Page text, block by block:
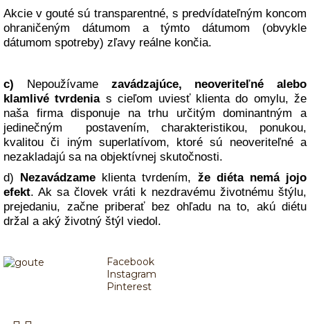
Akcie v gouté sú transparentné, s predvídateľným koncom
ohraničeným dátumom a týmto dátumom (obvykle
dátumom spotreby) zľavy reálne končia.
c) Nepoužívame zavádzajúce, neoveriteľné alebo
klamlivé tvrdenia s cieľom uviesť klienta do omylu, že
naša firma disponuje na trhu určitým dominantným a
jedinečným postavením, charakteristikou, ponukou,
kvalitou či iným superlatívom, ktoré sú neoveriteľné a
nezakladajú sa na objektívnej skutočnosti.
d) Nezavádzame klienta tvrdením, že diéta nemá jojo
efekt. Ak sa človek vráti k nezdravému životnému štýlu,
prejedaniu, začne priberať bez ohľadu na to, akú diétu
držal a aký životný štýl viedol.
Facebook
Instagram
Pinterest